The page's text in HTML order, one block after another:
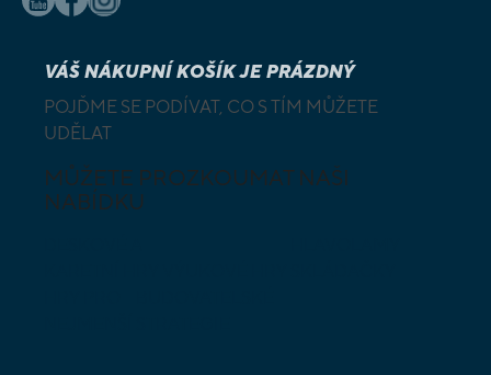
VÁŠ NÁKUPNÍ KOŠÍK JE PRÁZDNÝ
POJĎME SE PODÍVAT, CO S TÍM MŮŽETE
UDĚLAT
MŮŽETE PROZKOUMAT NAŠI
NABÍDKU